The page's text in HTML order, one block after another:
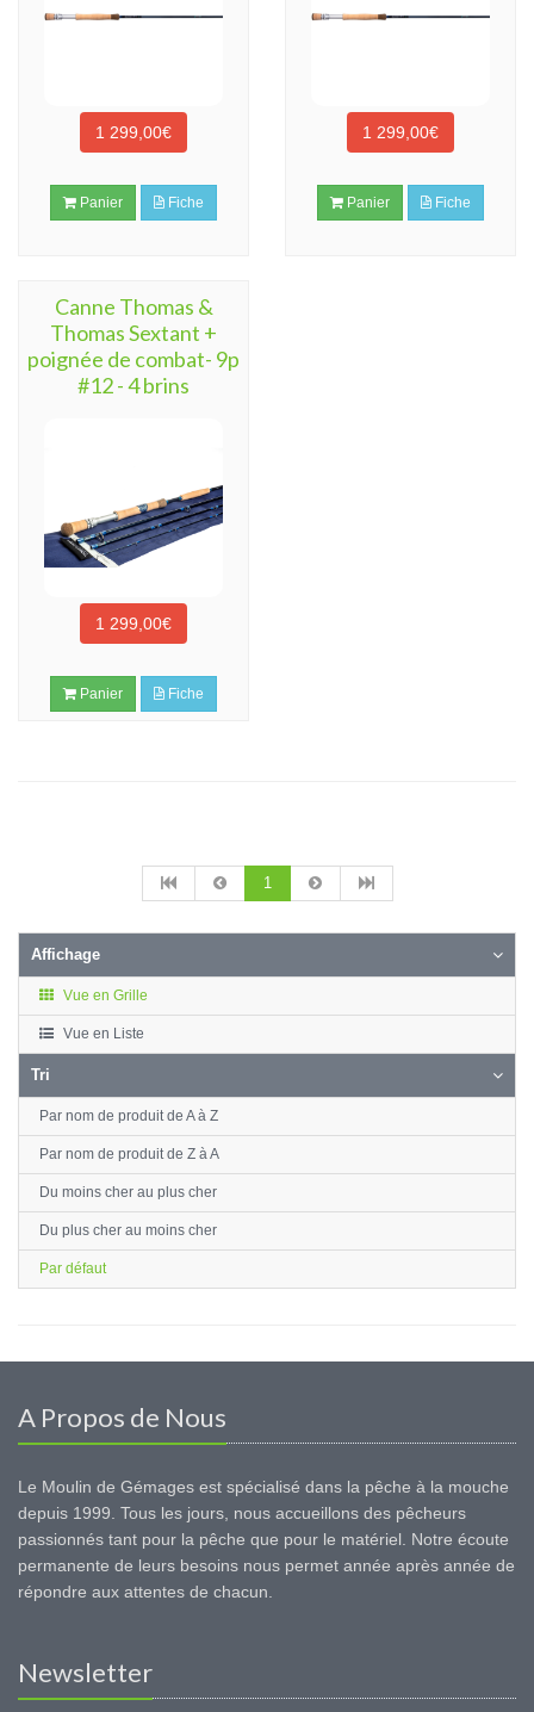
1 299,00€
Panier Fiche
1 299,00€
Panier Fiche
Canne Thomas &
Thomas Sextant +
poignée de combat- 9p
#12 - 4 brins
1 299,00€
Panier Fiche
1
Affichage
Vue en Grille
Vue en Liste
Tri
Par nom de produit de A à Z
Par nom de produit de Z à A
Du moins cher au plus cher
Du plus cher au moins cher
Par défaut
A Propos de Nous
Le Moulin de Gémages est spécialisé dans la pêche à la mouche
depuis 1999. Tous les jours, nous accueillons des pêcheurs
passionnés tant pour la pêche que pour le matériel. Notre écoute
permanente de leurs besoins nous permet année après année de
répondre aux attentes de chacun.
Newsletter